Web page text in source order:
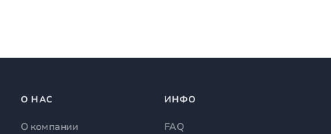
О НАС
О компании
ИНФО
FAQ